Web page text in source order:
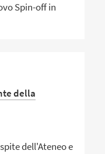
Spin-off in
della
dell'Ateneo e